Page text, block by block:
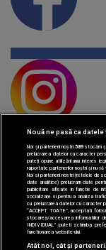
Nouă ne pasă ca
Noi și partenerii noștri589stocăm
prelucrarea datelor cu caracter
puteți opune utilizării unui interes
raportate partenerilor noștri și nu vă
Noi si partenerii nostri (retelele de
date analitice) prelucram date
publicitare afisate in functie de
socializare si pentru a analiza
cu prelucrarea datelor cu caracter
“ACCEPT TOATE”, acceptati
stocarea/accesarea informatiilor
INDIVIDUAL” puteti schimba
functionarea website-ului.
Atât noi, cât și